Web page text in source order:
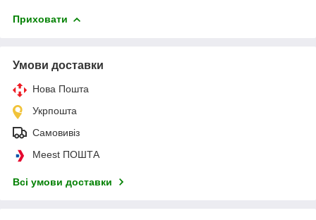
Приховати
Умови доставки
Нова Пошта
Укрпошта
Самовивіз
Meest ПОШТА
Всі умови доставки